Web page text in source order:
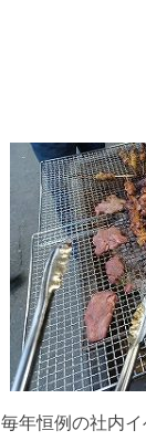
毎年恒例の社内